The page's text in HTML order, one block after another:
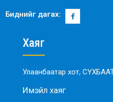
Биднийг дагах:
Хаяг
Улаанбаатар хот,
Имэйл хаяг